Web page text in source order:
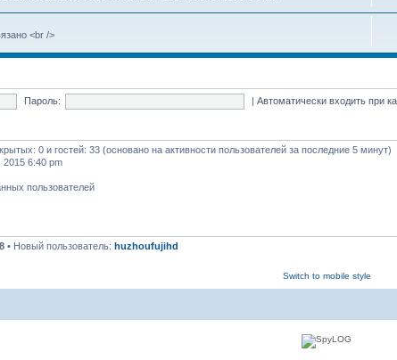
<br />
Пароль: |Автоматически входить при
0 и гостей: 33 (основано на активности пользователей за последние 5 минут)
2015 6:40 pm
пользователей
• Новый пользователь: huzhoufujihd
Switch to mobile style